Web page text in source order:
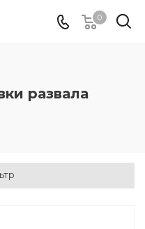
0
развала